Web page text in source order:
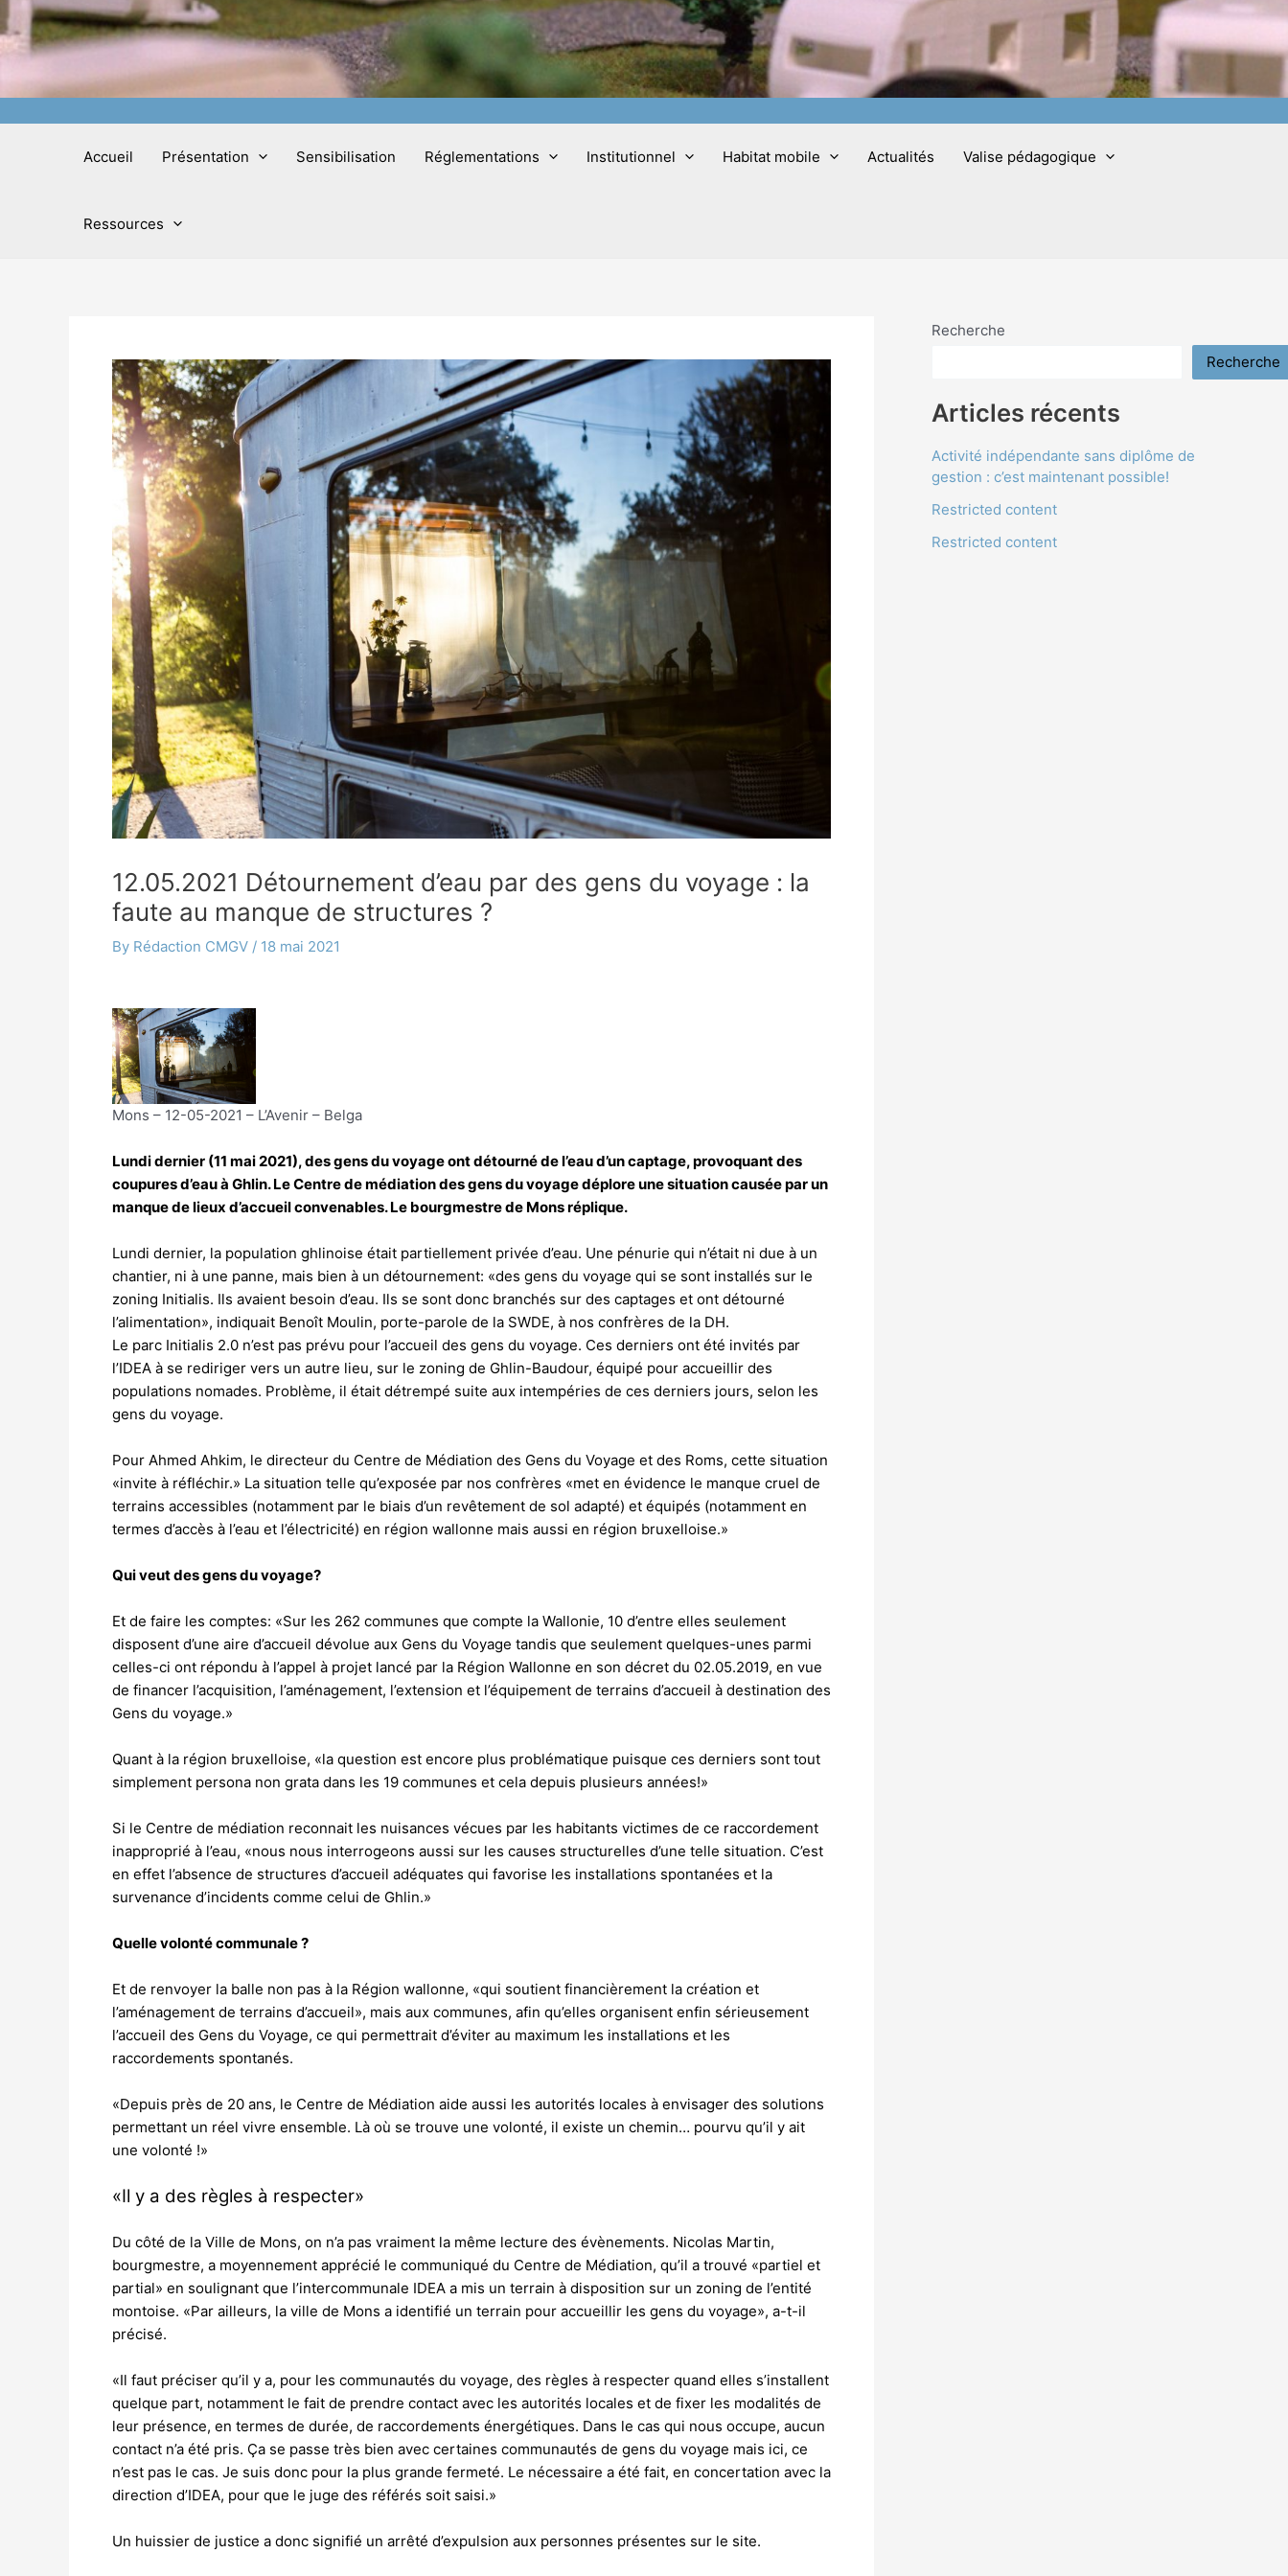
Accueil Présentation Sensibilisation Réglementations Institutionnel Habitat mobile Actualités Valise pédagogique
Ressources
12.05.2021 Détournement d’eau par des gens du voyage : la
faute au manque de structures ?
By Rédaction CMGV / 18 mai 2021
Mons – 12-05-2021 – L’Avenir – Belga
Lundi dernier (11 mai 2021), des gens du voyage ont détourné de l’eau d’un captage, provoquant des
coupures d’eau à Ghlin. Le Centre de médiation des gens du voyage déplore une situation causée par un
manque de lieux d’accueil convenables. Le bourgmestre de Mons réplique.
Lundi dernier, la population ghlinoise était partiellement privée d’eau. Une pénurie qui n’était ni due à un
chantier, ni à une panne, mais bien à un détournement: «des gens du voyage qui se sont installés sur le
zoning Initialis. Ils avaient besoin d’eau. Ils se sont donc branchés sur des captages et ont détourné
l’alimentation», indiquait Benoît Moulin, porte-parole de la SWDE, à nos confrères de la DH.
Le parc Initialis 2.0 n’est pas prévu pour l’accueil des gens du voyage. Ces derniers ont été invités par
l’IDEA à se rediriger vers un autre lieu, sur le zoning de Ghlin-Baudour, équipé pour accueillir des
populations nomades. Problème, il était détrempé suite aux intempéries de ces derniers jours, selon les
gens du voyage.
Pour Ahmed Ahkim, le directeur du Centre de Médiation des Gens du Voyage et des Roms, cette situation
«invite à réfléchir.» La situation telle qu’exposée par nos confrères «met en évidence le manque cruel de
terrains accessibles (notamment par le biais d’un revêtement de sol adapté) et équipés (notamment en
termes d’accès à l’eau et l’électricité) en région wallonne mais aussi en région bruxelloise.»
Qui veut des gens du voyage?
Et de faire les comptes: «Sur les 262 communes que compte la Wallonie, 10 d’entre elles seulement
disposent d’une aire d’accueil dévolue aux Gens du Voyage tandis que seulement quelques-unes parmi
celles-ci ont répondu à l’appel à projet lancé par la Région Wallonne en son décret du 02.05.2019, en vue
de financer l’acquisition, l’aménagement, l’extension et l’équipement de terrains d’accueil à destination des
Gens du voyage.»
Quant à la région bruxelloise, «la question est encore plus problématique puisque ces derniers sont tout
simplement persona non grata dans les 19 communes et cela depuis plusieurs années!»
Si le Centre de médiation reconnait les nuisances vécues par les habitants victimes de ce raccordement
inapproprié à l’eau, «nous nous interrogeons aussi sur les causes structurelles d’une telle situation. C’est
en effet l’absence de structures d’accueil adéquates qui favorise les installations spontanées et la
survenance d’incidents comme celui de Ghlin.»
Quelle volonté communale ?
Et de renvoyer la balle non pas à la Région wallonne, «qui soutient financièrement la création et
l’aménagement de terrains d’accueil», mais aux communes, afin qu’elles organisent enfin sérieusement
l’accueil des Gens du Voyage, ce qui permettrait d’éviter au maximum les installations et les
raccordements spontanés.
«Depuis près de 20 ans, le Centre de Médiation aide aussi les autorités locales à envisager des solutions
permettant un réel vivre ensemble. Là où se trouve une volonté, il existe un chemin… pourvu qu’il y ait
une volonté !»
«Il y a des règles à respecter»
Du côté de la Ville de Mons, on n’a pas vraiment la même lecture des évènements. Nicolas Martin,
bourgmestre, a moyennement apprécié le communiqué du Centre de Médiation, qu’il a trouvé «partiel et
partial» en soulignant que l’intercommunale IDEA a mis un terrain à disposition sur un zoning de l’entité
montoise. «Par ailleurs, la ville de Mons a identifié un terrain pour accueillir les gens du voyage», a-t-il
précisé.
«Il faut préciser qu’il y a, pour les communautés du voyage, des règles à respecter quand elles s’installent
quelque part, notamment le fait de prendre contact avec les autorités locales et de fixer les modalités de
leur présence, en termes de durée, de raccordements énergétiques. Dans le cas qui nous occupe, aucun
contact n’a été pris. Ça se passe très bien avec certaines communautés de gens du voyage mais ici, ce
n’est pas le cas. Je suis donc pour la plus grande fermeté. Le nécessaire a été fait, en concertation avec la
direction d’IDEA, pour que le juge des référés soit saisi.»
Un huissier de justice a donc signifié un arrêté d’expulsion aux personnes présentes sur le site.
Recherche
Recherche
Articles récents
Activité indépendante sans diplôme de
gestion : c’est maintenant possible!
Restricted content
Restricted content